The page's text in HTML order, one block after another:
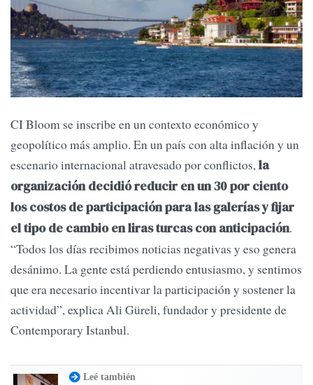
CI Bloom se inscribe en un contexto económico y
geopolítico más amplio. En un país con alta inflación y un
escenario internacional atravesado por conflictos,la
organización decidió reducir en un 30 por ciento
los costos de participación para las galerías y fijar
el tipo de cambio en liras turcas con anticipación.
“Todos los días recibimos noticias negativas y eso genera
desánimo. La gente está perdiendo entusiasmo, y sentimos
que era necesario incentivar la participación y sostener la
actividad”, explica Ali Güreli, fundador y presidente de
Contemporary Istanbul.
Leé también